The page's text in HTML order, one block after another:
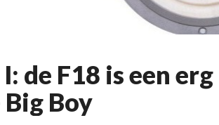
de F18 is een erg
Boy